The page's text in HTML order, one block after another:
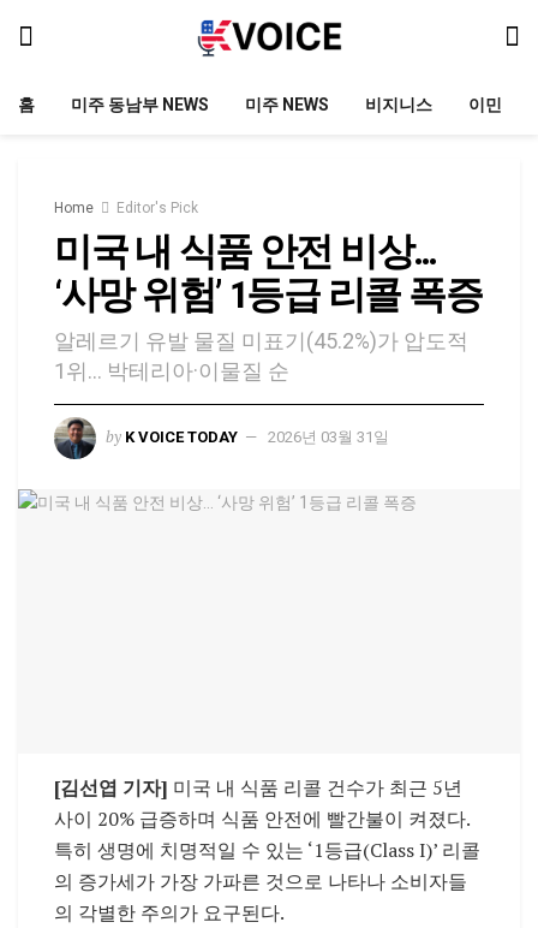
홈 미주 동남부 NEWS 미주 NEWS 비지니스 이민
Home Editor's Pick
미국 내 식품 안전 비상…
‘사망 위험’ 1등급 리콜 폭증
알레르기 유발 물질 미표기(45.2%)가 압도적
1위… 박테리아·이물질 순
by K VOICE TODAY 2026년 03월 31일
[김선엽 기자] 미국 내 식품 리콜 건수가 최근 5년
사이 20% 급증하며 식품 안전에 빨간불이 켜졌다.
특히 생명에 치명적일 수 있는 ‘1등급(Class I)’ 리콜
의 증가세가 가장 가파른 것으로 나타나 소비자들
의 각별한 주의가 요구된다.